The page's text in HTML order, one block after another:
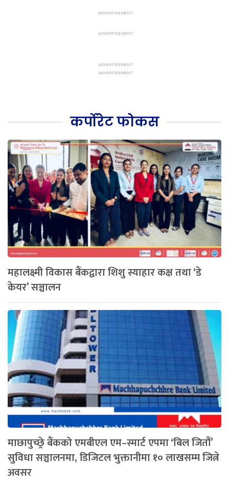
कर्पोरेट फोकस
महालक्ष्मी विकास बैंकद्वारा शिशु स्याहार कक्ष तथा ‘डे
केयर’ सञ्चालन
माछापुच्छ्रे बैंकको एमबीएल एम–स्मार्ट एपमा ‘बिल जितौं’
सुविधा सञ्चालनमा, डिजिटल भुक्तानीमा १० लाखसम्म जित्ने
अवसर